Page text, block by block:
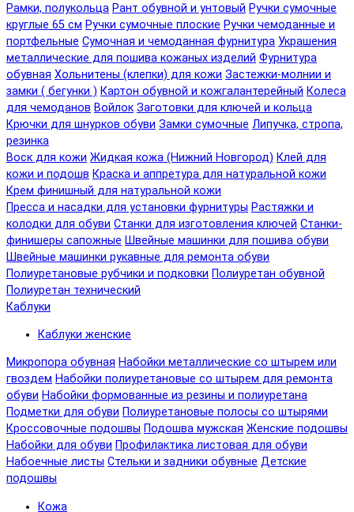
Рамки, полукольца Рант обувной и унтовый Ручки сумочные
круглые 65 см Ручки сумочные плоские Ручки чемоданные и
портфельные Сумочная и чемоданная фурнитура Украшения
металлические для пошива кожаных изделий Фурнитура
обувная Хольнитены (клепки) для кожи Застежки-молнии и
замки ( бегунки ) Картон обувной и кожгалантерейный Колеса
для чемоданов Войлок Заготовки для ключей и кольца
Крючки для шнурков обуви Замки сумочные Липучка, стропа,
резинка
Воск для кожи Жидкая кожа (Нижний Новгород) Клей для
кожи и подошв Краска и аппретура для натуральной кожи
Крем финишный для натуральной кожи
Пресса и насадки для установки фурнитуры Растяжки и
колодки для обуви Станки для изготовления ключей Станки-
финишеры сапожные Швейные машинки для пошива обуви
Швейные машинки рукавные для ремонта обуви
Полиуретановые рубчики и подковки Полиуретан обувной
Полиуретан технический
Каблуки
Каблуки женские
Микропора обувная Набойки металлические со штырем или
гвоздем Набойки полиуретановые со штырем для ремонта
обуви Набойки формованные из резины и полиуретана
Подметки для обуви Полиуретановые полосы со штырями
Кроссовочные подошвы Подошва мужская Женские подошвы
Набойки для обуви Профилактика листовая для обуви
Набоечные листы Стельки и задники обувные Детские
подошвы
Кожа